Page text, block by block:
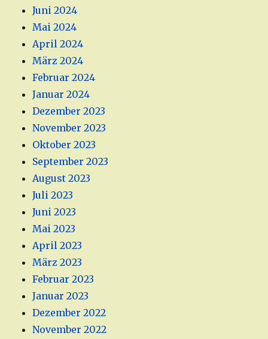
Juni 2024
Mai 2024
April 2024
März 2024
Februar 2024
Januar 2024
Dezember 2023
November 2023
Oktober 2023
September 2023
August 2023
Juli 2023
Juni 2023
Mai 2023
April 2023
März 2023
Februar 2023
Januar 2023
Dezember 2022
November 2022